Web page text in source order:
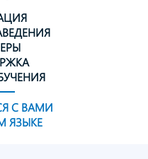
С ВАМИ
ЯЗЫКЕ